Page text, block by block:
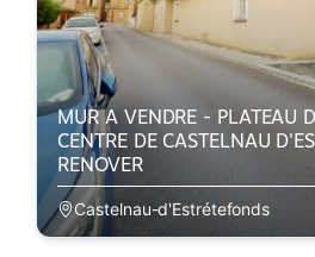
MUR A VENDRE - PLATEAU
CENTRE DE CASTELNAU
RENOVER
Castelnau-d'Estrétefonds